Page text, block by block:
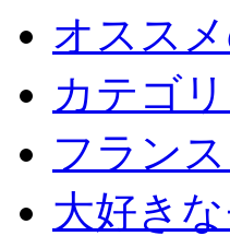
オスス
カテゴ
フラン
大好き